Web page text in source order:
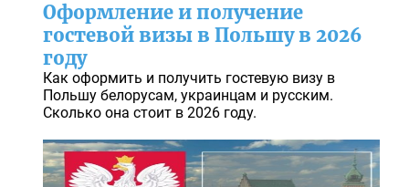
Оформление и получение
гостевой визы в Польшу в 2026
году
Как оформить и получить гостевую визу в
Польшу белорусам, украинцам и русским.
Сколько она стоит в 2026 году.